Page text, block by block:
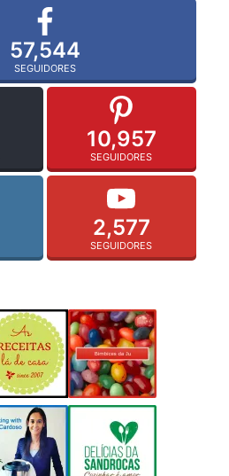
57,544
SEGUIDORES
10,957
SEGUIDORES
2,577
SEGUIDORES